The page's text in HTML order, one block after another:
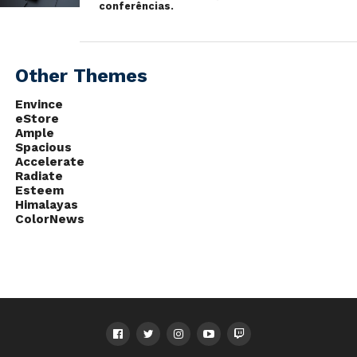
conferências.
Other Themes
Envince
eStore
Ample
Spacious
Accelerate
Radiate
Esteem
Himalayas
ColorNews